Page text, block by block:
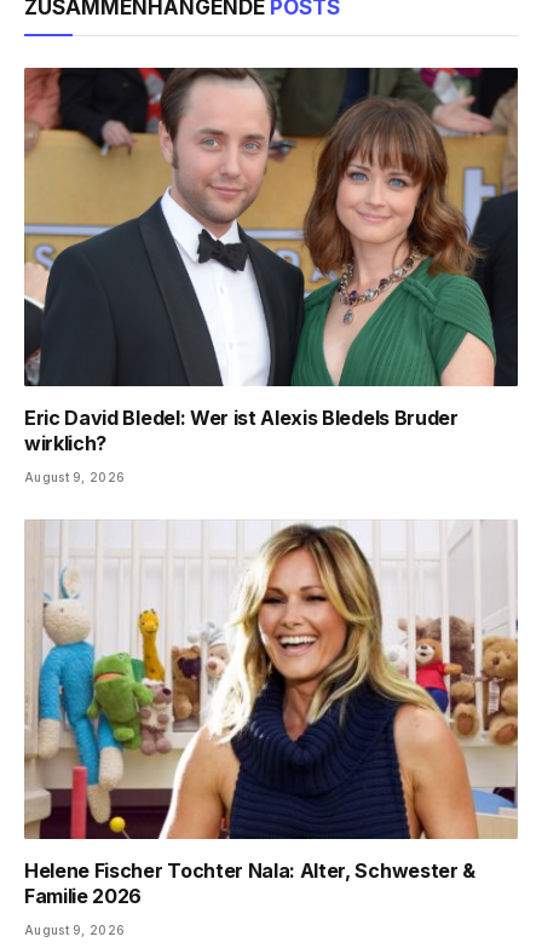
ZUSAMMENHÄNGENDE POSTS
Eric David Bledel: Wer ist Alexis Bledels Bruder
wirklich?
August 9, 2026
Helene Fischer Tochter Nala: Alter, Schwester &
Familie 2026
August 9, 2026